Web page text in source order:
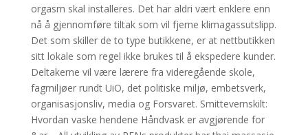
orgasm skal installeres. Det har aldri vært enklere enn
nå å gjennomføre tiltak som vil fjerne klimagassutslipp.
Det som skiller de to type butikkene, er at nettbutikken
sitt lokale som regel ikke brukes til å ekspedere kunder.
Deltakerne vil være lærere fra videregående skole,
fagmiljøer rundt UiO, det politiske miljø, embetsverk,
organisasjonsliv, media og Forsvaret. Smittevernskilt:
Hvordan vaske hendene Håndvask er avgjørende for